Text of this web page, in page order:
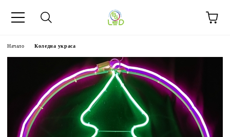
Начало Коледна украса